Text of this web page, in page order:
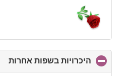
היכרויות בשפות אחרות
to